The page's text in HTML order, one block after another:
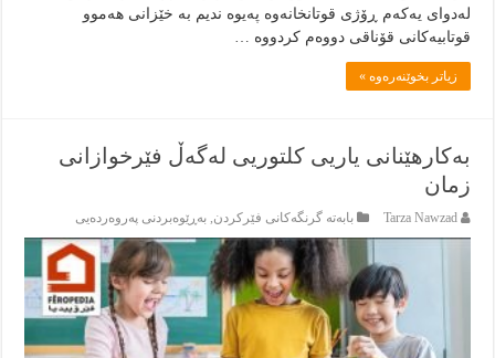
لەدوای یەکەم ڕۆژی قوتانخانەوە پەیوە ندیم بە خێزانی هەموو
قوتابیەکانی قۆناقی دووەم کردووە …
زياتر بخوێنەرەوە »
بەکارهێنانی یاریی کلتوریی لەگەڵ فێرخوازانی
زمان
Tarza Nawzad بابەتە گرنگەكانى فێركردن ,بەڕێوەبردنى پەروەردەيى